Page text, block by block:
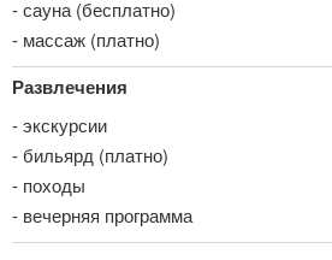
- сауна (бесплатно)
- массаж (платно)
Развлечения
- экскурсии
- бильярд (платно)
- походы
- вечерняя программа